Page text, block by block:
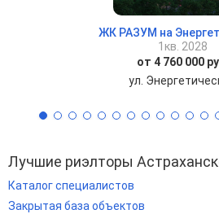
ЖК РАЗУМ на
1кв. 2028
от 4 760 000
ул.
Лучшие риэлторы
Каталог специалистов
Закрытая база объектов